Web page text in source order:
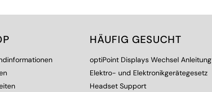
HÄUFIG GESUCHT
optiPoint Displays Wechsel Anleitung
Elektro- und Elektronikgerätegesetz
Headset Support